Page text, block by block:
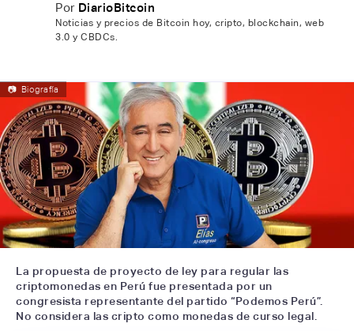
Por DiarioBitcoin
Noticias y precios de Bitcoin hoy, cripto, blockchain, web
3.0 y CBDCs.
📷 Biografía
La propuesta de proyecto de ley para regular las
criptomonedas en Perú fue presentada por un
congresista representante del partido “Podemos Perú”.
No considera las cripto como monedas de curso legal.